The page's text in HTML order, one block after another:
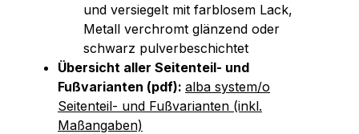
und versiegelt mit farblosem Lack,
Metall verchromt glänzend oder
schwarz pulverbeschichtet
Übersicht aller Seitenteil- und
Fußvarianten (pdf): alba system/o
Seitenteil- und Fußvarianten (inkl.
Maßangaben)